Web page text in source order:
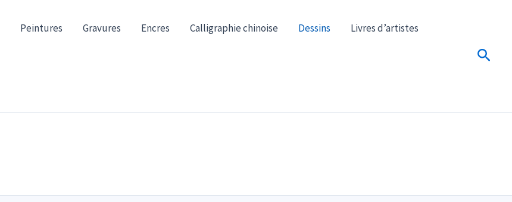
Peintures Gravures Encres Calligraphie chinoise Dessins Livres d’artistes